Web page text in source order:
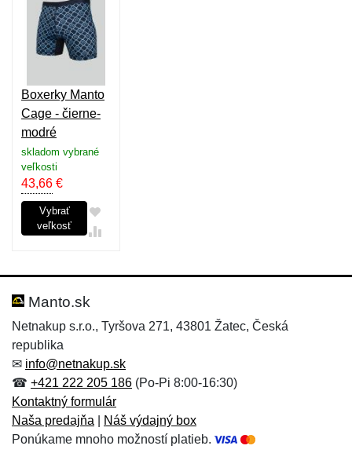
Boxerky Manto
Cage - čierne-
modré
skladom vybrané
veľkosti
43,66 €
Vybrať
veľkosť
Manto.sk
Netnakup s.r.o., Tyršova 271, 43801 Žatec, Česká
republika
✉ info@netnakup.sk
☎ +421 222 205 186 (Po-Pi 8:00-16:30)
Kontaktný formulár
Naša predajňa
Náš výdajný box
Ponúkame mnoho možností platieb.